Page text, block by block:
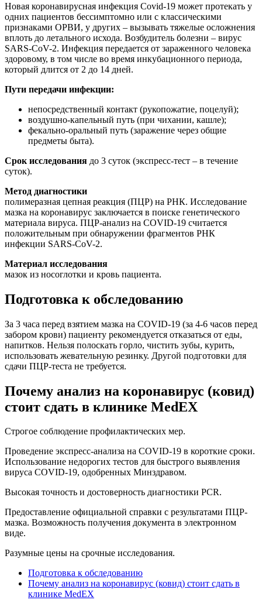
Новая коронавирусная инфекция Covid-19 может протекать у
одних пациентов бессимптомно или с классическими
признаками ОРВИ, у других – вызывать тяжелые осложнения
вплоть до летального исхода. Возбудитель болезни – вирус
SARS-CoV-2. Инфекция передается от зараженного человека
здоровому, в том числе во время инкубационного периода,
который длится от 2 до 14 дней.
Пути передачи инфекции:
непосредственный контакт (рукопожатие, поцелуй);
воздушно-капельный путь (при чихании, кашле);
фекально-оральный путь (заражение через общие
предметы быта).
Срок исследования до 3 суток (экспресс-тест – в течение
суток).
Метод диагностики
полимеразная цепная реакция (ПЦР) на РНК. Исследование
мазка на коронавирус заключается в поиске генетического
материала вируса. ПЦР-анализ на COVID-19 считается
положительным при обнаружении фрагментов РНК
инфекции SARS-CoV-2.
Материал исследования
мазок из носоглотки и кровь пациента.
Подготовка к обследованию
За 3 часа перед взятием мазка на COVID-19 (за 4-6 часов перед
забором крови) пациенту рекомендуется отказаться от еды,
напитков. Нельзя полоскать горло, чистить зубы, курить,
использовать жевательную резинку. Другой подготовки для
сдачи ПЦР-теста не требуется.
Почему анализ на коронавирус (ковид)
стоит сдать в клинике MedEX
Строгое соблюдение профилактических мер.
Проведение экспресс-анализа на COVID-19 в короткие сроки.
Использование недорогих тестов для быстрого выявления
вируса COVID-19, одобренных Минздравом.
Высокая точность и достоверность диагностики PCR.
Предоставление официальной справки с результатами ПЦР-
мазка. Возможность получения документа в электронном
виде.
Разумные цены на срочные исследования.
Подготовка к обследованию
Почему анализ на коронавирус (ковид) стоит сдать в
клинике MedEX